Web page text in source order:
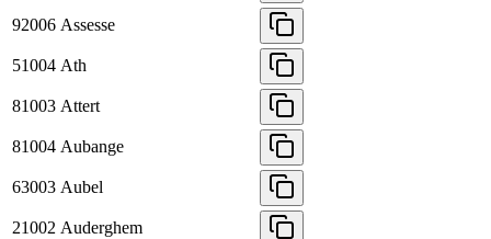
92006 Assesse
51004 Ath
81003 Attert
81004 Aubange
63003 Aubel
21002 Auderghem